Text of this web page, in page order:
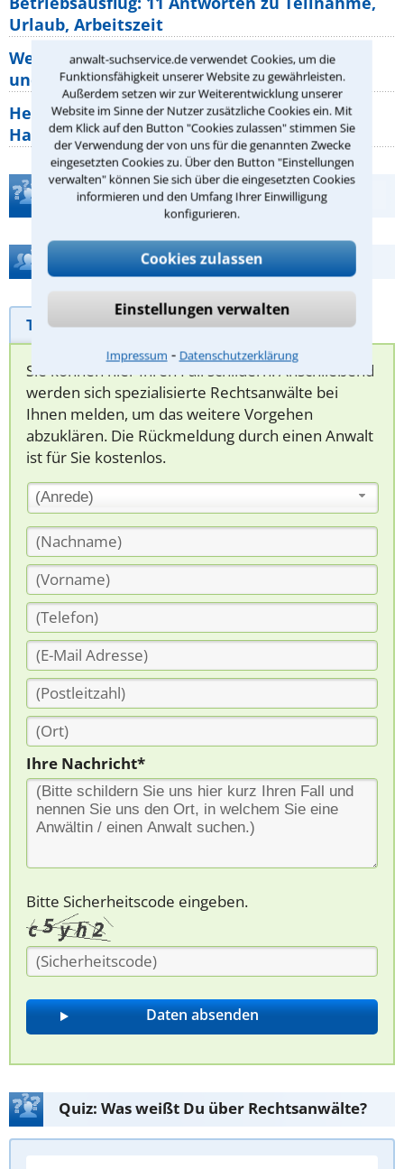
anwalt-suchservice.de verwendet Cookies, um die
Funktionsfähigkeit unserer Website zu gewährleisten.
Außerdem setzen wir zur Weiterentwicklung unserer
Website im Sinne der Nutzer zusätzliche Cookies ein. Mit
dem Klick auf den Button "Cookies zulassen" stimmen Sie
der Verwendung der von uns für die genannten Zwecke
eingesetzten Cookies zu. Über den Button "Einstellungen
verwalten" können Sie sich über die eingesetzten Cookies
informieren und den Umfang Ihrer Einwilligung
konfigurieren.
Cookies zulassen
Einstellungen verwalten
Impressum ⁃ Datenschutzerklärung
Urlaub, Arbeitszeit
Welche Rechte hat der Käufer eines Pferdes
und wie macht man sie
Heizungsaustausch abgesagt: Was müssen
Hauseigentümer jetzt zum Thema
Teste Dein Rechtswissen
Hilfe bei Ihrer Anwaltsuche?
Telefonhilfe Beratungsanfrage
Sie können hier Ihren Fall schildern. Anschließend
werden sich spezialisierte Rechtsanwälte bei
Ihnen melden, um das weitere Vorgehen
abzuklären. Die Rückmeldung durch einen Anwalt
ist für Sie kostenlos.
(Anrede)
Ihre Nachricht*
Bitte Sicherheitscode eingeben.
Quiz: Was weißt Du über Rechtsanwälte?